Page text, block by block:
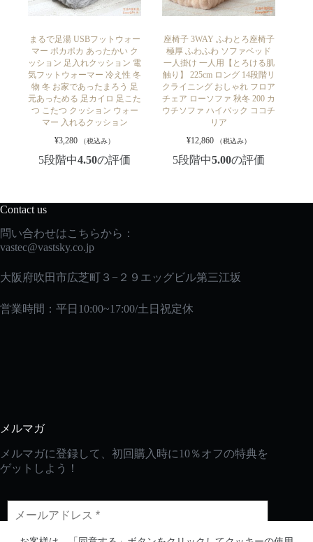
まるで足湯 USBフットウォー
マー ポカポカ あったかい ク
ッション 足入れクッション 電
気フットウォーマー 冷え性 冬
物 冬 お家であったまろう 足
元あっためる 足カイロ 足こた
つ こたつ クッション ウォー
マー 入れるクッション
¥3,280 （税込み）
5段階中4.50の評価
座椅子 3WAY ふわとろ座椅子
極厚 ふわふわ ソファベッド
一人掛け 一人用【とろける肌
触り】 225cm ロング 14段階リ
クライニング おしゃれ フロア
チェア ローソファ 秋冬 200 カ
ウチソファ ハイバック ココチ
リア
¥12,860 （税込み）
5段階中5.00の評価
Contact us
問い合わせはこちらから：
vastec@vastsky.co.jp
大阪府吹田市広芝町３−２９エッグビル第三江坂
営業時間：平日10:00~17:00/土日祝定休
メルマガ
メルマガに登録して、初回購入時に10％オフの特典を
ゲットしよう！